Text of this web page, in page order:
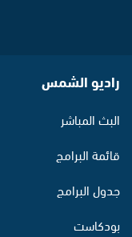
راديو الشمس
البث المباشر
قائمة البرامج
جدول البرامج
بودكاست